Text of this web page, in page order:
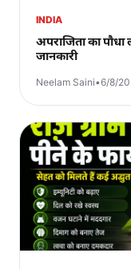
INDIA
अपराजिता का
जानकारी
Neelam Saini•6/8/